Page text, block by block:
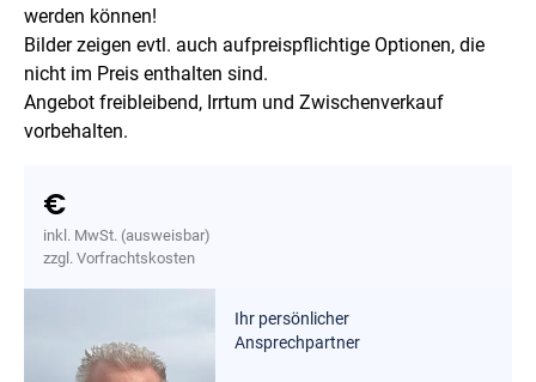
werden können!
Bilder zeigen evtl. auch aufpreispflichtige Optionen, die
nicht im Preis enthalten sind.
Angebot freibleibend, Irrtum und Zwischenverkauf
vorbehalten.
€
inkl. MwSt. (ausweisbar)
zzgl. Vorfrachtskosten
Ihr persönlicher
Ansprechpartner